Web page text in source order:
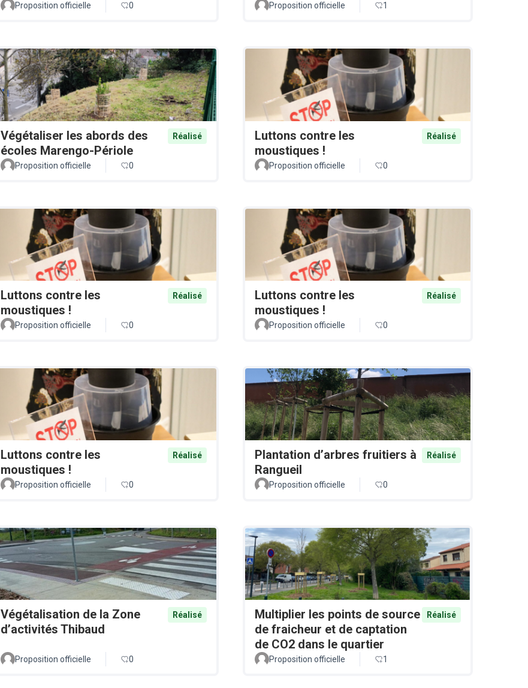
Proposition officielle 0 Proposition officielle 1
Végétaliser les abords des
écoles Marengo-Périole
Réalisé
Proposition officielle 0
Luttons contre les
moustiques !
Réalisé
Proposition officielle 0
Luttons contre les
moustiques !
Réalisé
Proposition officielle 0
Luttons contre les
moustiques !
Réalisé
Proposition officielle 0
Luttons contre les
moustiques !
Réalisé
Proposition officielle 0
Plantation d’arbres fruitiers à
Rangueil
Réalisé
Proposition officielle 0
Végétalisation de la Zone
d’activités Thibaud
Réalisé
Proposition officielle 0
Multiplier les points de source
de fraicheur et de captation
de CO2 dans le quartier
Réalisé
Proposition officielle 1